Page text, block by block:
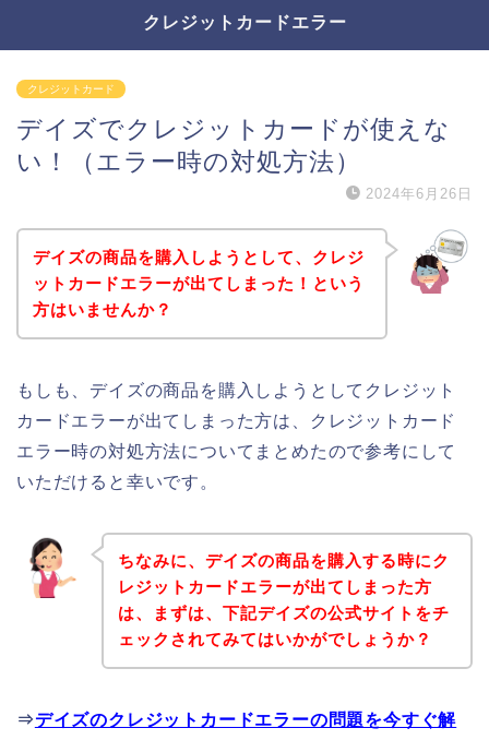
クレジットカードエラー
クレジットカード
デイズでクレジットカードが使えな
い！（エラー時の対処方法）
2024年6月26日
デイズの商品を購入しようとして、クレジ
ットカードエラーが出てしまった！という
方はいませんか？
もしも、デイズの商品を購入しようとしてクレジット
カードエラーが出てしまった方は、クレジットカード
エラー時の対処方法についてまとめたので参考にして
いただけると幸いです。
ちなみに、デイズの商品を購入する時にク
レジットカードエラーが出てしまった方
は、まずは、下記デイズの公式サイトをチ
ェックされてみてはいかがでしょうか？
⇒デイズのクレジットカードエラーの問題を今すぐ解